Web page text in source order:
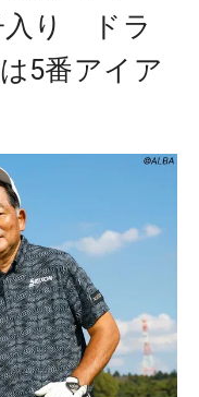
入り ドラ
5番アイア